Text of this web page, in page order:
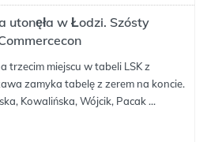
utonęła w Łodzi. Szósty
trzecim miejscu w tabeli LSK z
zamyka tabelę z zerem na koncie.
Kowalińska, Wójcik, Pacak ...